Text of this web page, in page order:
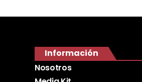
Información
Nosotros